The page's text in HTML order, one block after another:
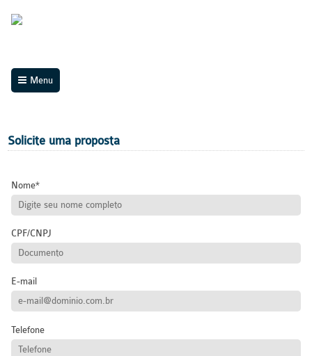
Menu
Solicite uma proposta
Nome
CPF/CNPJ
E-mail
Telefone